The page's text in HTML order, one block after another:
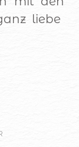
liebe